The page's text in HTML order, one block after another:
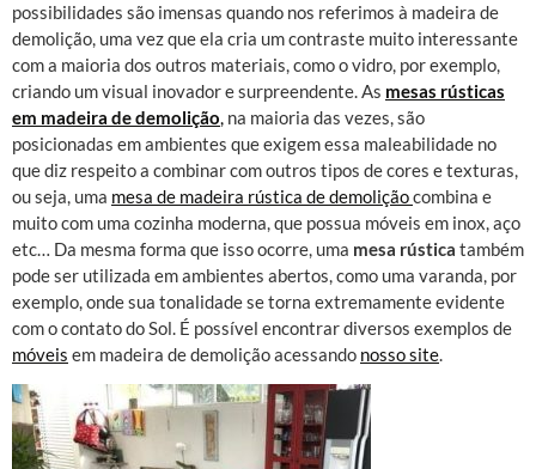
possibilidades são imensas quando nos referimos à madeira de
demolição, uma vez que ela cria um contraste muito interessante
com a maioria dos outros materiais, como o vidro, por exemplo,
criando um visual inovador e surpreendente. As mesas rústicas
em madeira de demolição, na maioria das vezes, são
posicionadas em ambientes que exigem essa maleabilidade no
que diz respeito a combinar com outros tipos de cores e texturas,
ou seja, uma mesa de madeira rústica de demoliçãocombina e
muito com uma cozinha moderna, que possua móveis em inox, aço
etc… Da mesma forma que isso ocorre, uma mesa rústica também
pode ser utilizada em ambientes abertos, como uma varanda, por
exemplo, onde sua tonalidade se torna extremamente evidente
com o contato do Sol. É possível encontrar diversos exemplos de
móveis em madeira de demolição acessando nosso site.